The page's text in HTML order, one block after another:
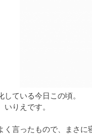
している今日この頃。
いりえです。
く言ったもので、まさに